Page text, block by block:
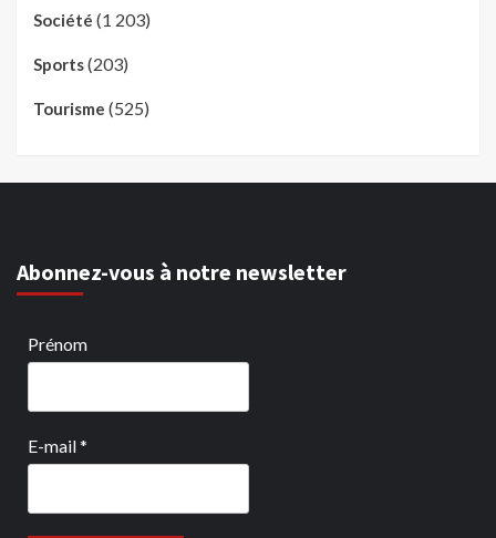
Société (1 203)
Sports(203)
Tourisme (525)
Abonnez-vous à notre newsletter
Prénom
E-mail*